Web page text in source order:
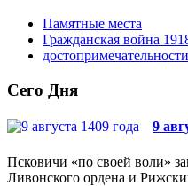
Памятные места
Гражданская война
достопримечательности
Сего Дня
9
Псковичи «по своей воли»
Ливонского ордена и